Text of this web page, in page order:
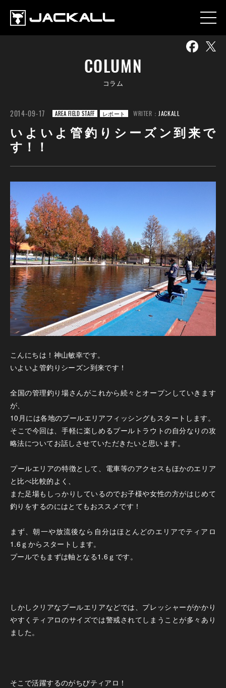
COLUMN
コラム
2014-09-17 AREA FIELD STAFF レポート WRITER：JACKALL
いよいよ管釣りシーズン到来で
す！！
こんにちは！神山敏幸です。
いよいよ管釣りシーズン到来です！
全国の管理釣り場さんがこれから続々とオープンしていきます
が、
10月には各地のプールエリアフィッシングもスタートします。
そこで今回は、手軽に楽しめるプールトラウトの自分なりの攻
略法についてお話しさせていただきたいと思います。
プールエリアの特徴として、電車等のアクセスもほかのエリア
と比べ比較的よく、
また足場もしっかりしているのでお子様や女性の方がはじめて
釣りをするのにはとてもおススメです！
まず、朝一や放流後なら自分はほとんどのエリアでティアロ
1.6ｇからスタートします。
プールでもまずは軸となる1.6ｇです。
しかしクリアなプールエリアなどでは、プレッシャーがかかり
やすくティアロのサイズでは警戒されてしまうことが多々あり
ました。
そこで活躍するのがちびティアロ！